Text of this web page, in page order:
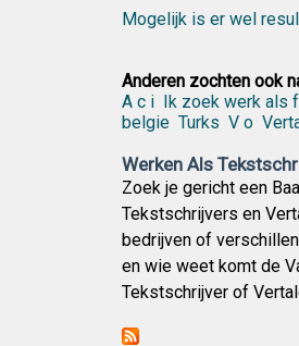
Mogelijk is er wel
Anderen zochten ook
A c i Ik zoek werk als
belgie Turks V o
Werken Als
Zoek je gericht een
Tekstschrijvers en
bedrijven of
en wie weet komt de
Tekstschrijver of